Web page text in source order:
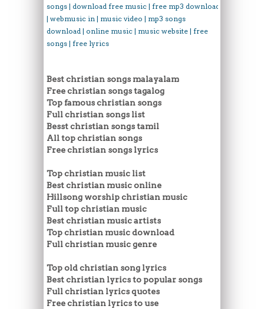
songs | download free music | free mp3 download
| webmusic in | music video | mp3 songs
download | online music | music website | free
songs | free lyrics
Best christian songs malayalam
Free christian songs tagalog
Top famous christian songs
Full christian songs list
Besst christian songs tamil
All top christian songs
Free christian songs lyrics
Top christian music list
Best christian music online
Hillsong worship christian music
Full top christian music
Best christian music artists
Top christian music download
Full christian music genre
Top old christian song lyrics
Best christian lyrics to popular songs
Full christian lyrics quotes
Free christian lyrics to use